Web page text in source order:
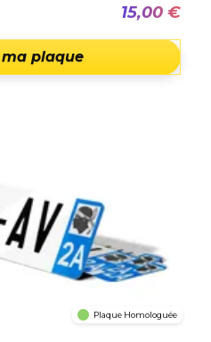
15,00 €
ma plaque
Plaque Homologuée